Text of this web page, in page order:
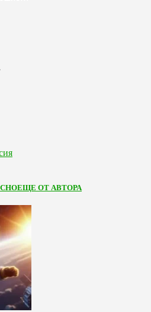
ЕЩЕ ОТ АВТОРА